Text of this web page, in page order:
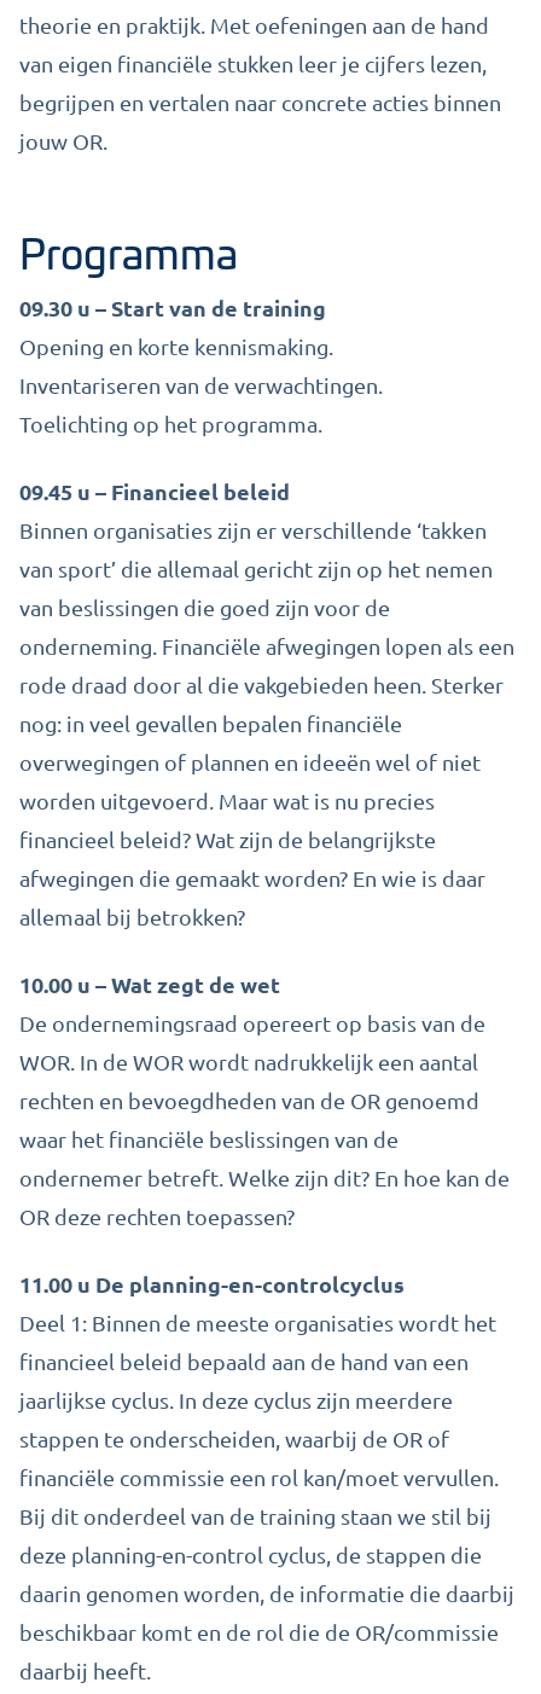
theorie en praktijk. Met oefeningen aan de hand
van eigen financiële stukken leer je cijfers lezen,
begrijpen en vertalen naar concrete acties binnen
jouw OR.
Programma
09.30 u – Start van de training
Opening en korte kennismaking.
Inventariseren van de verwachtingen.
Toelichting op het programma.
09.45 u – Financieel beleid
Binnen organisaties zijn er verschillende ‘takken
van sport’ die allemaal gericht zijn op het nemen
van beslissingen die goed zijn voor de
onderneming. Financiële afwegingen lopen als een
rode draad door al die vakgebieden heen. Sterker
nog: in veel gevallen bepalen financiële
overwegingen of plannen en ideeën wel of niet
worden uitgevoerd. Maar wat is nu precies
financieel beleid? Wat zijn de belangrijkste
afwegingen die gemaakt worden? En wie is daar
allemaal bij betrokken?
10.00 u – Wat zegt de wet
De ondernemingsraad opereert op basis van de
WOR. In de WOR wordt nadrukkelijk een aantal
rechten en bevoegdheden van de OR genoemd
waar het financiële beslissingen van de
ondernemer betreft. Welke zijn dit? En hoe kan de
OR deze rechten toepassen?
11.00 u De planning-en-controlcyclus
Deel 1: Binnen de meeste organisaties wordt het
financieel beleid bepaald aan de hand van een
jaarlijkse cyclus. In deze cyclus zijn meerdere
stappen te onderscheiden, waarbij de OR of
financiële commissie een rol kan/moet vervullen.
Bij dit onderdeel van de training staan we stil bij
deze planning-en-control cyclus, de stappen die
daarin genomen worden, de informatie die daarbij
beschikbaar komt en de rol die de OR/commissie
daarbij heeft.